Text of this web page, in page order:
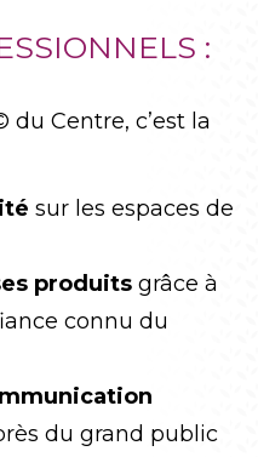
:
Centre, c’est la
sur les espaces de
produits grâce à
connu du
du grand public